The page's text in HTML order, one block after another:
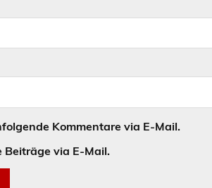
Kommentare via E-Mail.
Beiträge via E-Mail.